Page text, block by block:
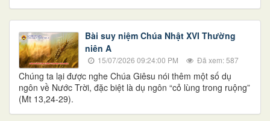
Bài suy niệm Chúa Nhật XVI Thường
niên A
15/07/2026 09:24:00 PM Đã xem: 587
Chúng ta lại được nghe Chúa Giêsu nói thêm một số dụ
ngôn về Nước Trời, đặc biệt là dụ ngôn “cỏ lùng trong ruộng”
(Mt 13,24-29).